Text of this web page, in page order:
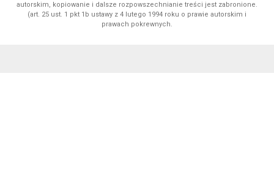
autorskim, kopiowanie i dalsze rozpowszechnianie treści jest zabronione.
(art. 25 ust. 1 pkt 1b ustawy z 4 lutego 1994 roku o prawie autorskim i
prawach pokrewnych.